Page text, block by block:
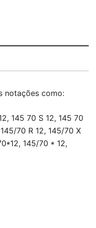
notações como:
145 70 S 12, 145 70
70 R 12, 145/70 X
145/70 * 12,